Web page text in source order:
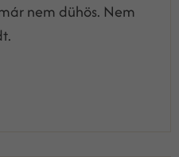
nem dühös. Nem